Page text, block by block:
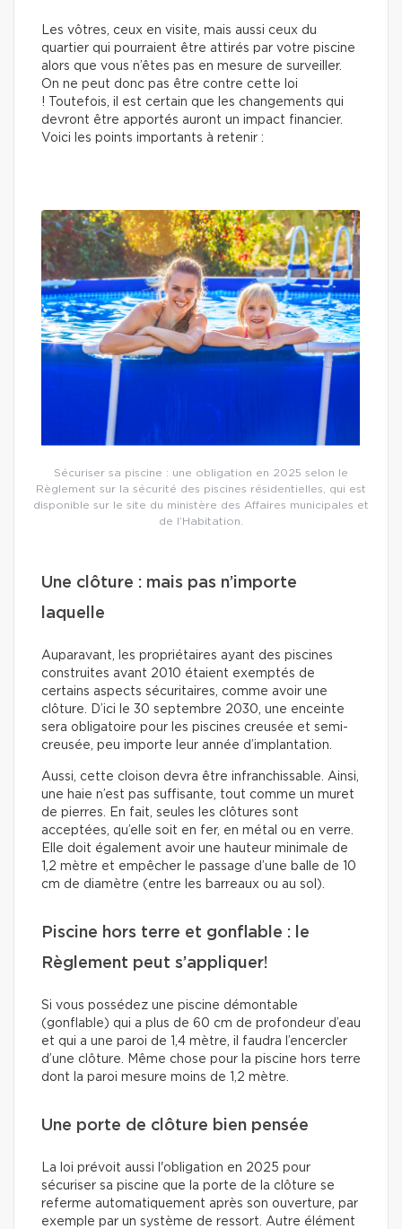
Les vôtres, ceux en visite, mais aussi ceux du
quartier qui pourraient être attirés par votre piscine
alors que vous n’êtes pas en mesure de surveiller.
On ne peut donc pas être contre cette loi
! Toutefois, il est certain que les changements qui
devront être apportés auront un impact financier.
Voici les points importants à retenir :
Sécuriser sa piscine : une obligation en 2025 selon le
Règlement sur la sécurité des piscines résidentielles, qui est
disponible sur le site du ministère des Affaires municipales et
de l’Habitation.
Une clôture : mais pas n’importe
laquelle
Auparavant, les propriétaires ayant des piscines
construites avant 2010 étaient exemptés de
certains aspects sécuritaires, comme avoir une
clôture. D’ici le 30 septembre 2030, une enceinte
sera obligatoire pour les piscines creusée et semi-
creusée, peu importe leur année d’implantation.
Aussi, cette cloison devra être infranchissable. Ainsi,
une haie n’est pas suffisante, tout comme un muret
de pierres. En fait, seules les clôtures sont
acceptées, qu’elle soit en fer, en métal ou en verre.
Elle doit également avoir une hauteur minimale de
1,2 mètre et empêcher le passage d’une balle de 10
cm de diamètre (entre les barreaux ou au sol).
Piscine hors terre et gonflable : le
Règlement peut s’appliquer!
Si vous possédez une piscine démontable
(gonflable) qui a plus de 60 cm de profondeur d’eau
et qui a une paroi de 1,4 mètre, il faudra l’encercler
d’une clôture. Même chose pour la piscine hors terre
dont la paroi mesure moins de 1,2 mètre.
Une porte de clôture bien pensée
La loi prévoit aussi l'obligation en 2025 pour
sécuriser sa piscine que la porte de la clôture se
referme automatiquement après son ouverture, par
exemple par un système de ressort. Autre élément